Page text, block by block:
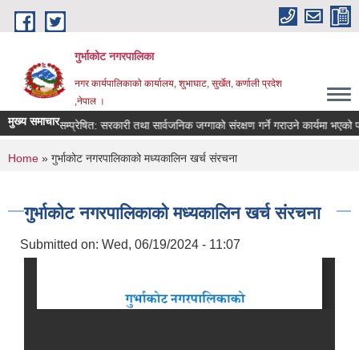
Skip to main content
गुर्भाकोट नगरपालिका
नगर कार्यपालिकाको कार्यालय, शुभाघाट, सुर्खेत, कर्णाली प्रदेश
,नेपाल ।
मुख्य समाचार
पुन: सम्प्रेषित: सरकारी तथा सार्वजनिक जग्गाको संरक्षण गर्ने गराउने कार्यमा भएको
You are here
Home » गुर्भाकोट नगरपालिकाको मध्यकालिन खर्च संरचना
गुर्भाकोट नगरपालिकाको मध्यकालिन खर्च संरचना
Submitted on: Wed, 06/19/2024 - 11:07